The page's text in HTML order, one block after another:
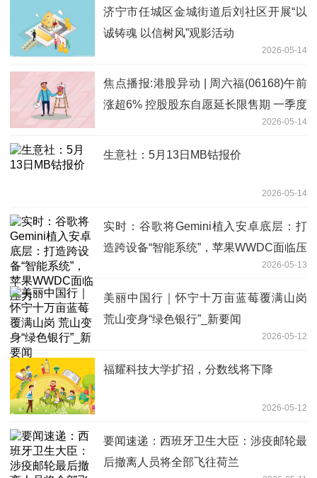
济宁市任城区金城街道后刘社区开展“以
诚铸魂 以信树风”观影活动
2026-05-14
焦点播报:港股异动 | 周六福(06168)午前
涨超6% 控股股东自愿延长限售期 一季度
2026-05-14
生意社：5月13日MB钴报价
2026-05-14
实时：谷歌将Gemini植入安卓底层：打
造跨设备“智能系统”，苹果WWDC面临压
2026-05-13
美丽中国行｜怀宁十万亩蓝莓覆满山岗
荒山变身“绿色银行”_新要闻
2026-05-12
福耀科技大学扩招，分数线将下降
2026-05-12
要闻速递：西班牙卫生大臣：涉疫邮轮最
后撤离人员将全部飞往荷兰